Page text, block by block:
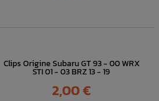
Clips Origine Subaru GT 93 - 00 WRX
STI 01 - 03 BRZ 13 - 19
Prix
2,00 €